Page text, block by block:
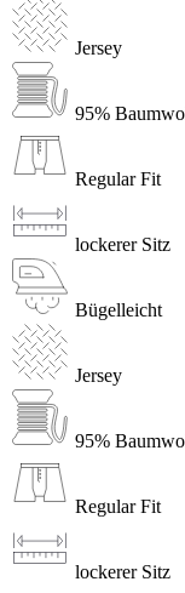
Jersey
95%
Regular Fit
lockerer Sitz
Bügelleicht
Jersey
95%
Regular Fit
lockerer Sitz